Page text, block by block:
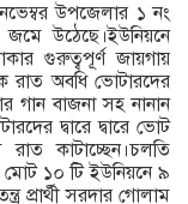
উপজেলার ১ নং
জমে উঠেছে।ইউনিয়নে
গুরুত্বপূর্ণ জায়গায়
রাত অবধি ভোটারদের
গান বাজনা সহ নানান
দ্বারে দ্বারে ভোট
রাত কাটাচ্ছেন।চলতি
১০ টি ইউনিয়নে ৯
প্রার্থী সরদার গোলাম